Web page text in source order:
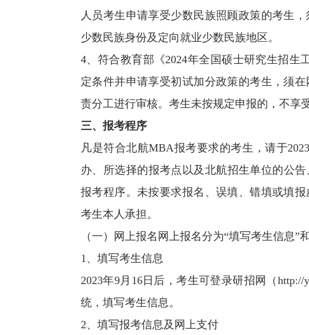
人员考生申请享受少数民族照顾政策的考生
少数民族身份及定向就业少数民族地区。
4、符合教育部《2024年全国硕士研究生招生
定条件并申请享受初试加分政策的考生，须
责分工进行审核。考生未按规定申报的，不享
三、报考程序
凡是符合北航MBA报考要求的考生，请于
办、所选择的报考点以及北航招生单位的公
报考程序。未按要求报名、误填、错填或填
考生本人承担。
（一）网上报名网上报名分为“填写考生信息”
1、填写考生信息
2023年9月16日后，考生可登录研招网（
统，填写考生信息。
2、填写报考信息及网上支付